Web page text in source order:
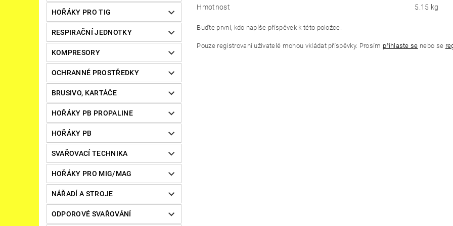
HOŘÁKY PRO TIG
RESPIRAČNÍ JEDNOTKY
KOMPRESORY
OCHRANNÉ PROSTŘEDKY
BRUSIVO, KARTÁČE
HOŘÁKY PB PROPALINE
HOŘÁKY PB
SVAŘOVACÍ TECHNIKA
HOŘÁKY PRO MIG/MAG
NÁŘADÍ A STROJE
ODPOROVÉ SVAŘOVÁNÍ
Hmotnost 5.15 kg
Buďte první, kdo napíše příspěvek k této položce.
Pouze registrovaní uživatelé mohou vkládat příspěvky. Prosím přihlaste se nebo se